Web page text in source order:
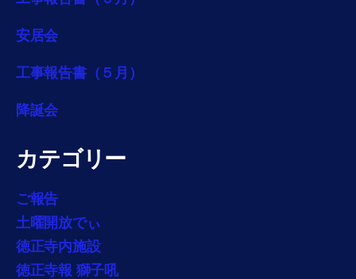
安居会
工事報告書（５月）
降誕会
カテゴリー
ご報告
土曜開放でぃ
徳正寺内施設
徳正寺報 獅子吼